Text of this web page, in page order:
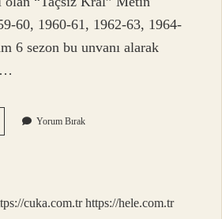
60, 1960-61, 1962-63, 1964-
6 sezon bu unvanı alarak
Yorum Bırak
cuka.com.tr https://hele.com.tr